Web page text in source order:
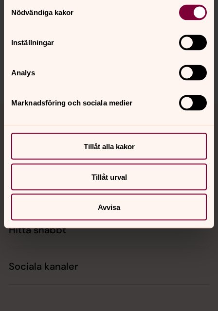
Nödvändiga kakor
Inställningar
Analys
Marknadsföring och sociala medier
Tillåt alla kakor
Tillåt urval
Avvisa
Senast ändrad 11 februari 2026
Tillbaka till toppen
Tillbaka till innehållet
Kontakt
Kalender
Hitta snabbt
Sociala kanaler